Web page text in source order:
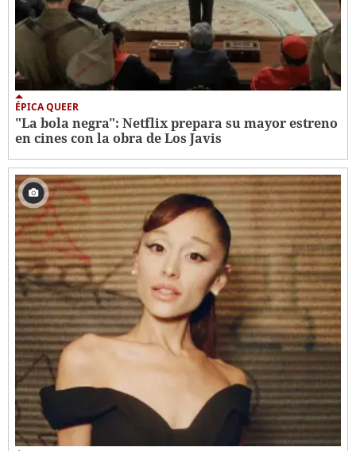
ÉPICA QUEER
"La bola negra": Netflix prepara su mayor estreno
en cines con la obra de Los Javis